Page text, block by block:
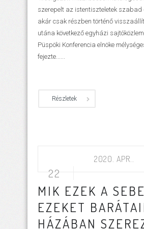
szerepelt az istentiszteletek
akár csak részben történő
utána következő egyházi
Püspöki Konferencia elnöke
fejezte......
Részletek
2020. APR..
22
MIK EZEK A
EZEKET
HÁZÁBAN